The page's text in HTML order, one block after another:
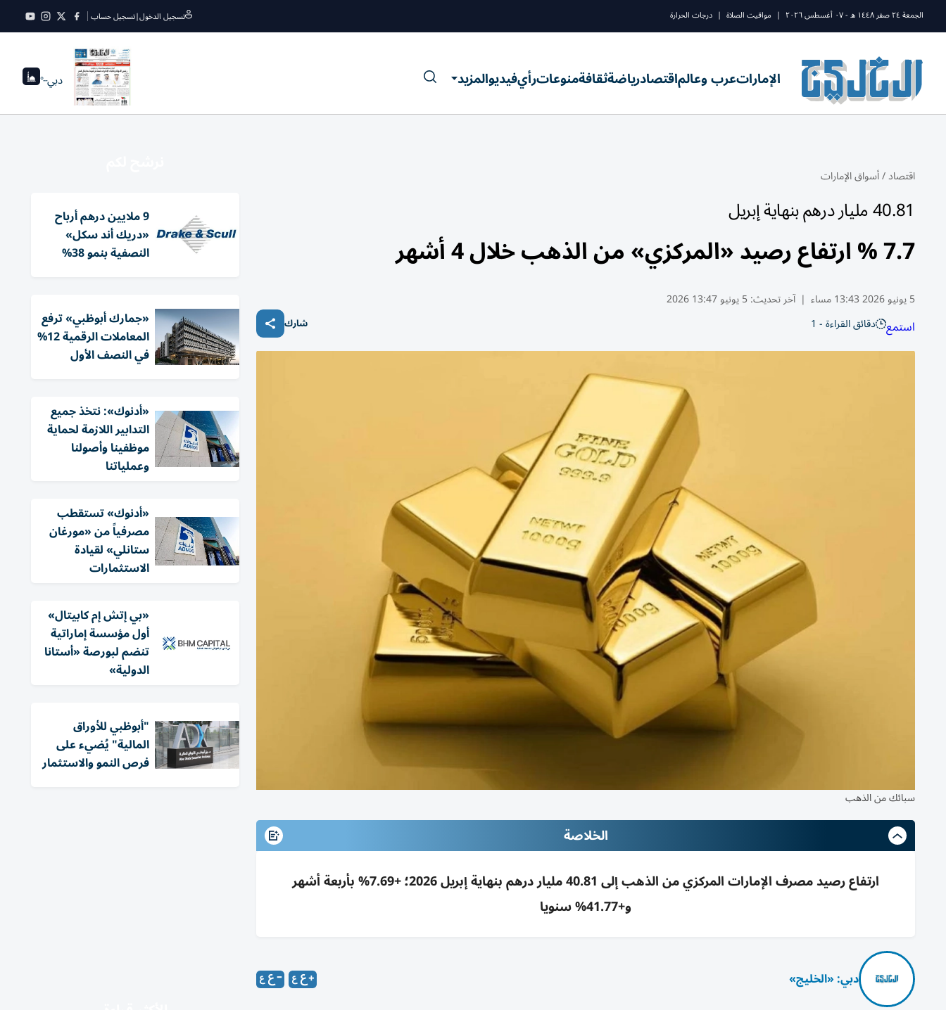
الجمعة ٢٤ صفر ١٤٤٨ ه - ٠٧ أغسطس ٢٠٢٦ | مواقيت الصلاة | درجات الحرارة تسجيل الدخول|تسجيل حساب
الإماراتعرب وعالماقتصادرياضةثقافةمنوعاترأيفيديوالمزيد دبي--°
اقتصاد/أسواق الإمارات
40.81 مليار درهم بنهاية إبريل
7.7 % ارتفاع رصيد «المركزي» من الذهب خلال 4 أشهر
5 يونيو 2026 13:43 مساء | آخر تحديث:5 يونيو 13:47 2026
استمع دقائق القراءة - 1 شارك
سبائك من الذهب
الخلاصة
ارتفاع رصيد مصرف الإمارات المركزي من الذهب إلى 40.81 مليار درهم بنهاية إبريل 2026؛ +7.69% بأربعة أشهر
و+41.77% سنويا
دبي: «الخليج»
9 ملايين درهم أرباح
«دريك أند سكل»
النصفية بنمو 38%
«جمارك أبوظبي» ترفع
المعاملات الرقمية 12%
في النصف الأول
«أدنوك»: نتخذ جميع
التدابير اللازمة لحماية
موظفينا وأصولنا
وعملياتنا
«أدنوك» تستقطب
مصرفياً من «مورغان
ستانلي» لقيادة
الاستثمارات
«بي إتش إم كابيتال»
أول مؤسسة إماراتية
تنضم لبورصة «أستانا
الدولية»
"أبوظبي للأوراق
المالية" يُضيء على
فرص النمو والاستثمار